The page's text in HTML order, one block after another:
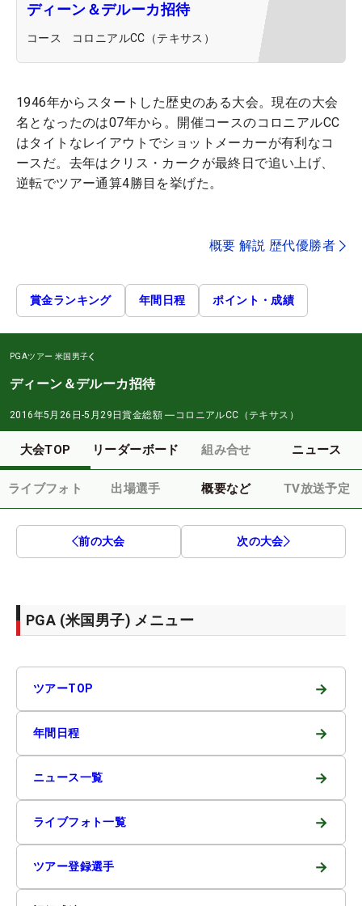
ディーン＆デルーカ招待
コース コロニアルCC（テキサス）
1946年からスタートした歴史のある大会。現在の大会
名となったのは07年から。開催コースのコロニアルCC
はタイトなレイアウトでショットメーカーが有利なコ
ースだ。去年はクリス・カークが最終日で追い上げ、
逆転でツアー通算4勝目を挙げた。
概要 解説 歴代優勝者
賞金ランキング 年間日程 ポイント・成績
PGAツアー 米国男子
ディーン＆デルーカ招待
2016年5月26日-5月29日賞金総額 ― コロニアルCC（テキサス）
大会TOP リーダーボード 組み合せ ニュース
ライブフォト 出場選手 概要など TV放送予定
前の大会 次の大会
PGA (米国男子) メニュー
ツアーTOP →
年間日程 →
ニュース一覧 →
ライブフォト一覧 →
ツアー登録選手 →